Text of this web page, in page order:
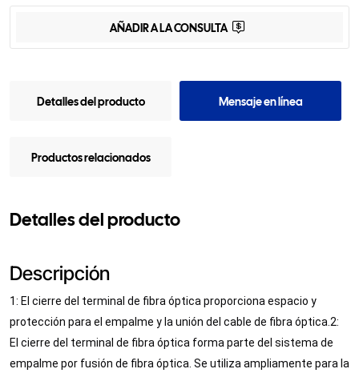
AÑADIR A LA CONSULTA
Detalles del producto Mensaje en línea
Productos relacionados
Detalles del producto
Descripción
1: El cierre del terminal de fibra óptica proporciona espacio y
protección para el empalme y la unión del cable de fibra óptica. 2:
El cierre del terminal de fibra óptica forma parte del sistema de
empalme por fusión de fibra óptica. Se utiliza ampliamente para la